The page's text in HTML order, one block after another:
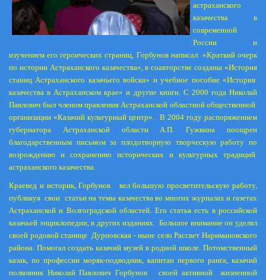
астраханского
казачества в
современной
России и
изучением его героических страниц, Горбунов написал «Краткий очерк
по истории Астраханского казачества», в соавторстве созданы «История
станиц Астраханского казачьего войска» и учебное пособие «История
казачества в Астраханском крае» и другие книги. С 2000 года Николай
Павлович был членом правления Астраханской областной общественной
организации «Казачий культурный центр». В 2004 году распоряжением
губернатора Астраханской области А.П. Гужвина поощрен
благодарственным письмом за плодотворную творческую работу по
возрождению и сохранению исторических и культурных традиций
астраханского казачества.
Краевед и историк, Горбунов
вел большую просветительскую работу,
публикуя свои статьи на темы казачества во многих журналах и газетах
Астраханской и Волгоградской областей. Его статья есть в российской
казачьей энциклопедии, в других изданиях. Большое внимание он уделял
своей родовой станице Дурновская - ныне село Рассвет Наримановского
района. Помогал создать казачий музей в родной школе. Потомственный
казак, по профессии моряк-подводник, капитан первого ранга, казачий
полковник Николай Павлович Горбунов
своей активной
жизненной